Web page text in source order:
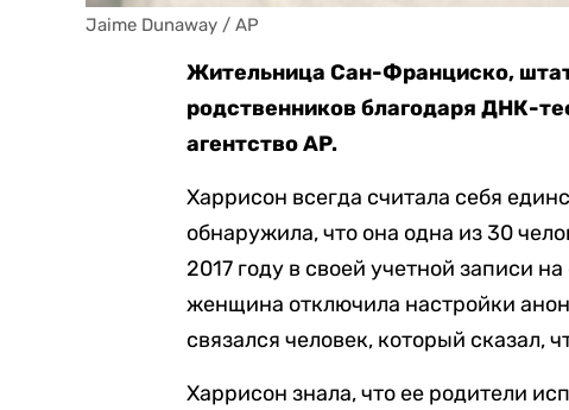
Jaime Dunaway / AP
Жительница Сан-Франциско,
родственников благодаря ДНК-
агентство AP.
Харрисон всегда считала себя
обнаружила, что она одна из 30
2017 году в своей учетной записи
женщина отключила настройки
связался человек, который сказал,
Харрисон знала, что ее родители